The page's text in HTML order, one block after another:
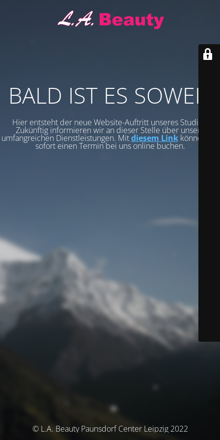
BALD IST ES SOWEIT
Hier entsteht der neue Website-Auftritt unseres Studios.
Zukünftig informieren wir an dieser Stelle über unsere
umfangreichen Dienstleistungen. Mitdiesem Linkkönnen Sie
sofort einen Termin bei uns online buchen.
© L.A. Beauty Paunsdorf Center Leipzig 2022